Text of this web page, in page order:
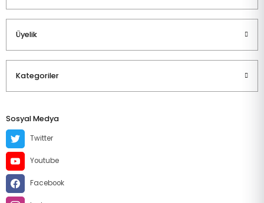
Üyelik
Kategoriler
Sosyal Medya
Twitter
Youtube
Facebook